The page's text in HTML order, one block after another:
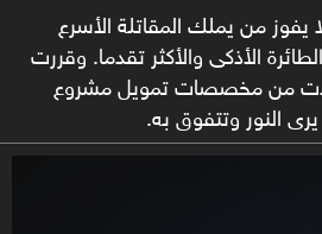
يفوز من يملك المقاتلة الأسرع
الأذكى والأكثر تقدما. وقررت
من مخصصات تمويل مشروع